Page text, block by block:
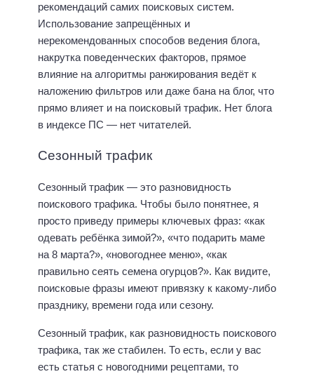
рекомендаций самих поисковых систем.
Использование запрещённых и
нерекомендованных способов ведения блога,
накрутка поведенческих факторов, прямое
влияние на алгоритмы ранжирования ведёт к
наложению фильтров или даже бана на блог, что
прямо влияет и на поисковый трафик. Нет блога
в индексе ПС — нет читателей.
Сезонный трафик
Сезонный трафик — это разновидность
поискового трафика. Чтобы было понятнее, я
просто приведу примеры ключевых фраз: «как
одевать ребёнка зимой?», «что подарить маме
на 8 марта?», «новогоднее меню», «как
правильно сеять семена огурцов?». Как видите,
поисковые фразы имеют привязку к какому-либо
празднику, времени года или сезону.
Сезонный трафик, как разновидность поискового
трафика, так же стабилен. То есть, если у вас
есть статья с новогодними рецептами, то